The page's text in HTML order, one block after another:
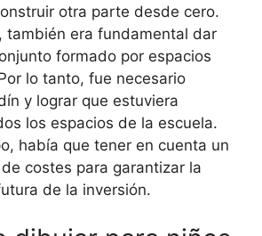
otra parte desde cero.
también era fundamental dar
formado por espacios
lo tanto, fue necesario
y lograr que estuviera
los espacios de la escuela.
había que tener en cuenta un
costes para garantizar la
de la inversión.